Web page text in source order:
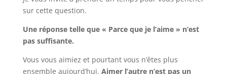
sur cette question.
Une réponse telle que « Parce que je l’aime » n’est
pas suffisante.
Vous vous aimiez et pourtant vous n’êtes plus
ensemble aujourd’hui. Aimer l’autre n’est pas un